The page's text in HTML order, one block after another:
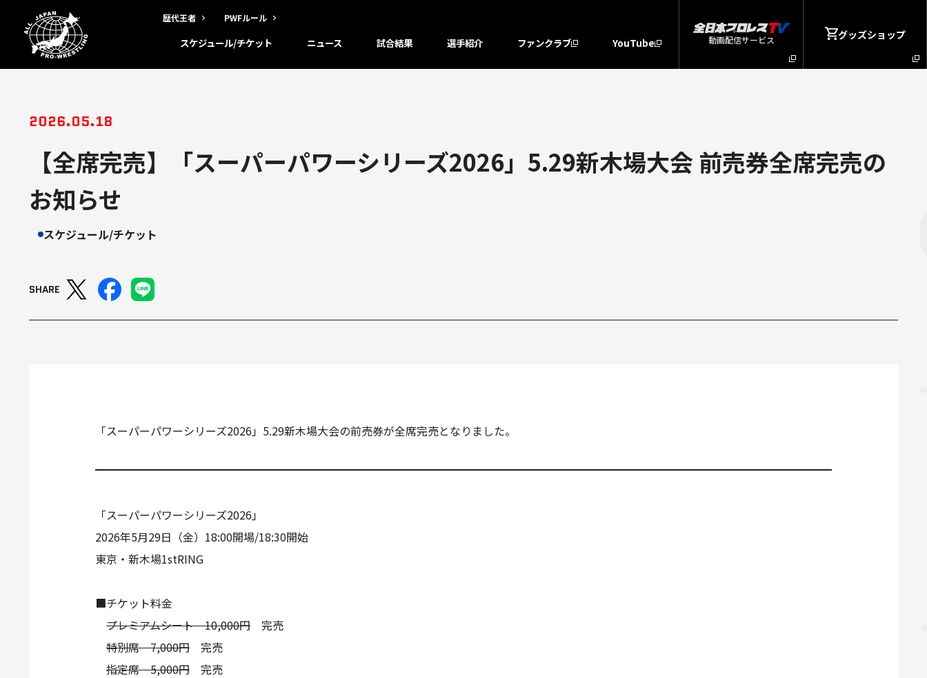
歴代王者 PWFルール
スケジュール/チケット ニュース 試合結果 選手紹介 ファンクラブ YouTube 動画配信サービス グッズショップ
2026.05.18
【全席完売】「スーパーパワーシリーズ2026」5.29新木場大会 前売券全席完売の
お知らせ
スケジュール/チケット
SHARE
「スーパーパワーシリーズ2026」5.29新木場大会の前売券が全席完売となりました。
「スーパーパワーシリーズ2026」
2026年5月29日（金）18:00開場/18:30開始
東京・新木場1stRING
■チケット料金
プレミアムシート 10,000円 完売
特別席 7,000円 完売
指定席 5,000円 完売